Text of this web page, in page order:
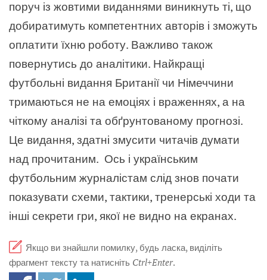
поруч із жовтими виданнями виникнуть ті, що
добиратимуть компетентних авторів і зможуть
оплатити їхню роботу. Важливо також
повернутись до аналітики. Найкращі
футбольні видання Британії чи Німеччини
тримаються не на емоціях і враженнях, а на
чіткому аналізі та обґрунтованому прогнозі.
Це видання, здатні змусити читачів думати
над прочитаним. Ось і українським
футбольним журналістам слід знов почати
показувати схеми, тактики, тренерські ходи та
інші секрети гри, якої не видно на екранах.
Якщо ви знайшли помилку, будь ласка, виділіть
фрагмент тексту та натисніть Ctrl+Enter.